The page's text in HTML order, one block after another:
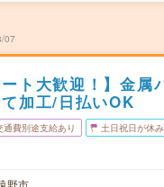
07
ート大歓迎！】金属
加工/日払いOK
通費別途支給あり 土日祝日が休み
野市